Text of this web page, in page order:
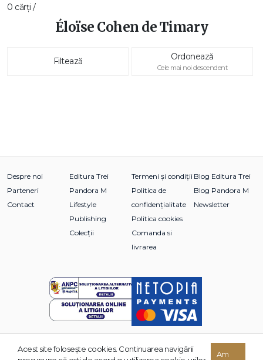
0 cărți /
Éloïse Cohen de Timary
Filtează Ordonează
Cele mai noi descendent
Despre noi
Parteneri
Contact
Editura Trei
Pandora M
Lifestyle
Publishing
Colecții
Termeni și condiții
Politica de
confidențialitate
Politica cookies
Comanda si
livrarea
Blog Editura Trei
Blog Pandora M
Newsletter
© 2026 Grupul Editorial TREI. Toate drepturile rezervate.
Acest site foloseşte cookies. Continuarea navigării
Am